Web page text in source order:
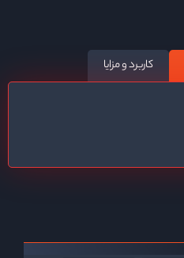
کاربرد و مزایا